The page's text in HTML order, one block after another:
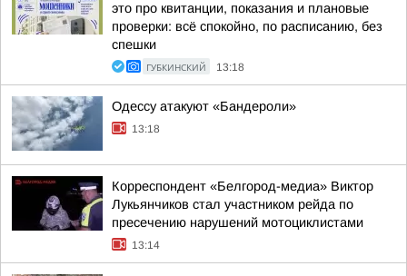
это про квитанции, показания и плановые
проверки: всё спокойно, по расписанию, без
спешки
ГУБКИНСКИЙ 13:18
Одессу атакуют «Бандероли»
13:18
Корреспондент «Белгород-медиа» Виктор
Лукьянчиков стал участником рейда по
пресечению нарушений мотоциклистами
13:14